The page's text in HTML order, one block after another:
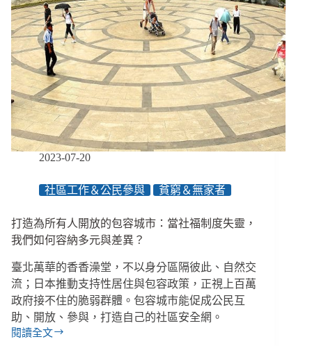
摔
落
人
行
道、
臥
床
月
餘，
身
障
用
路
全
2023-07-20
社區工作＆公民參與 貧窮＆無家者
打造為所有人開放的包容城市：當社福制度失靈，
我們如何容納多元與差異？
臺北萬華的香香澡堂，不以身分區隔彼此、自然交
流；日本推動支持性居住與包容政策，正視上百萬
政府接不住的脆弱群體。包容城市能促成公民互
助、開放、參與，打造自己的社區安全網。
閱讀全文
打